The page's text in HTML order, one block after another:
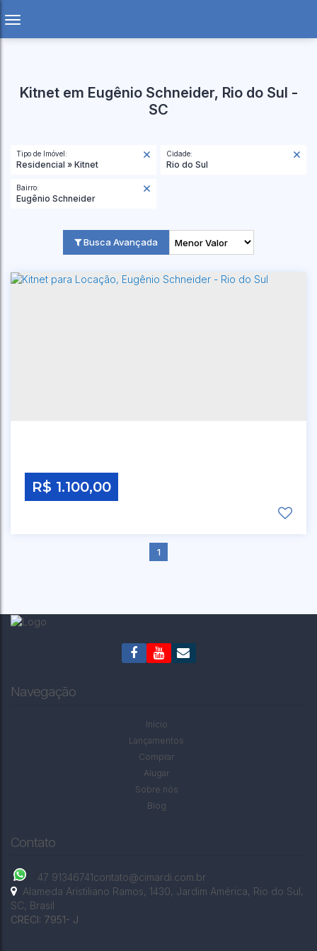
Kitnet em Eugênio Schneider, Rio do Sul -
SC
Tipo de Imóvel:
Residencial » Kitnet
Cidade:
Rio do Sul
Bairro:
Eugênio Schneider
Busca Avançada
R$ 1.100,00
CEP: 00000-000,RUA MARIA AUXILIADORA
EUGÊNIO SCHNEIDER
,BRASIL
1
Navegação
Início
Lançamentos
Comprar
Alugar
Sobre nós
Blog
Contato
47 91346741contato@cimardi.com.br
Alameda Aristiliano Ramos, 1430, Jardim América, Rio do Sul,
SC, Brasil
CRECI: 7951- J